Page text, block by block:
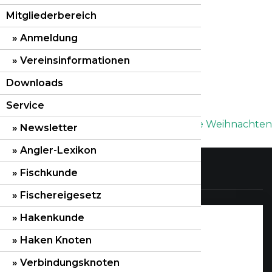
Mitgliederbereich
Anmeldung
Vereinsinformationen
Downloads
Service
Newsletter
Angler-Lexikon
Fischkunde
Fischereigesetz
Hakenkunde
Haken Knoten
Verbindungsknoten
Petri Heil und bis zum Samstag!
Die Vorstandschaft
drucken
Beitragsnavigation
Veränderung in der Vorstandschaft Frohe Weihnachten
Links
Impressum
Datenschutzerklärung